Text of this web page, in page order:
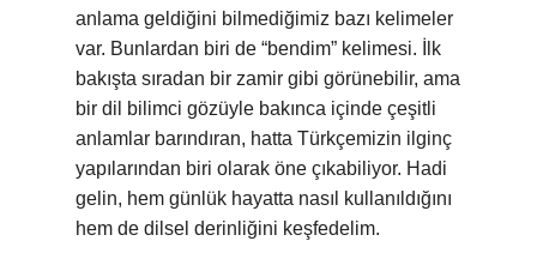
anlama geldiğini bilmediğimiz bazı kelimeler
var. Bunlardan biri de “bendim” kelimesi. İlk
bakışta sıradan bir zamir gibi görünebilir, ama
bir dil bilimci gözüyle bakınca içinde çeşitli
anlamlar barındıran, hatta Türkçemizin ilginç
yapılarından biri olarak öne çıkabiliyor. Hadi
gelin, hem günlük hayatta nasıl kullanıldığını
hem de dilsel derinliğini keşfedelim.